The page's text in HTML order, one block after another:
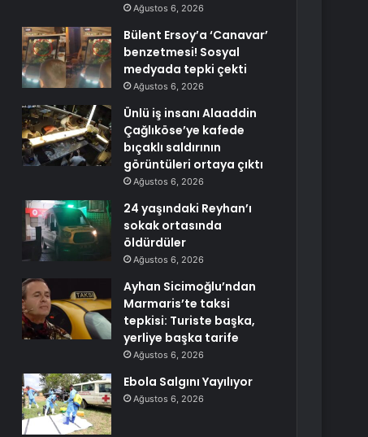
Ağustos 6, 2026
Bülent Ersoy’a ‘Canavar’
benzetmesi! Sosyal
medyada tepki çekti
Ağustos 6, 2026
Ünlü iş insanı Alaaddin
Çağlıköse’ye kafede
bıçaklı saldırının
görüntüleri ortaya çıktı
Ağustos 6, 2026
24 yaşındaki Reyhan’ı
sokak ortasında
öldürdüler
Ağustos 6, 2026
Ayhan Sicimoğlu’ndan
Marmaris’te taksi
tepkisi: Turiste başka,
yerliye başka tarife
Ağustos 6, 2026
Ebola Salgını Yayılıyor
Ağustos 6, 2026